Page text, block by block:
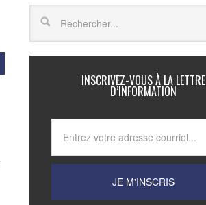
INSCRIVEZ-VOUS À LA LETTRE
D’INFORMATION